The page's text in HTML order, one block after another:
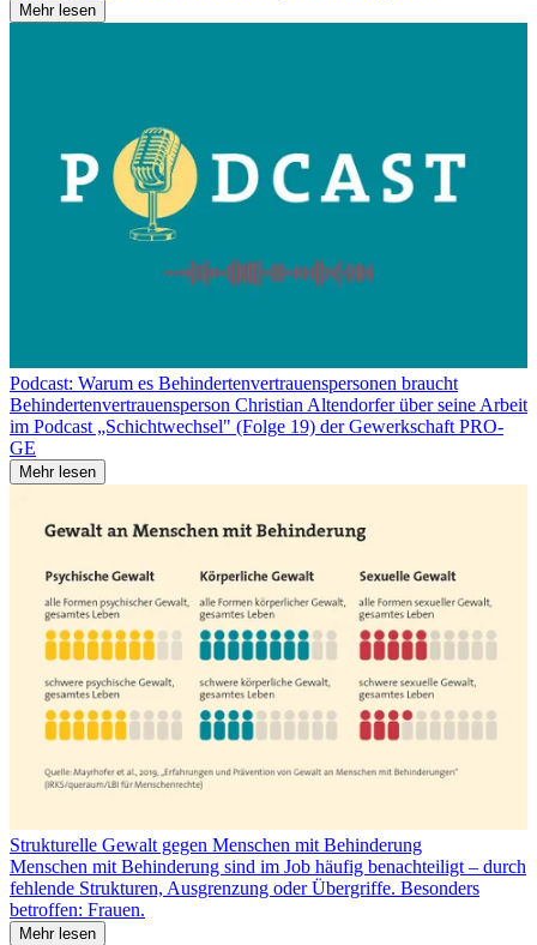
Mehr lesen
Podcast: Warum es Behindertenvertrauenspersonen braucht
Behindertenvertrauensperson Christian Altendorfer über seine Arbeit
im Podcast „Schichtwechsel" (Folge 19) der Gewerkschaft PRO-
GE
Mehr lesen
Strukturelle Gewalt gegen Menschen mit Behinderung
Menschen mit Behinderung sind im Job häufig benachteiligt – durch
fehlende Strukturen, Ausgrenzung oder Übergriffe. Besonders
betroffen: Frauen.
Mehr lesen